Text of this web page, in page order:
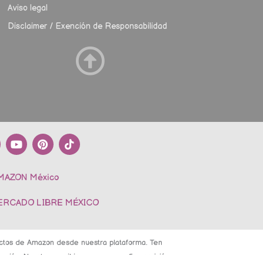
Aviso legal
Disclaimer / Exención de Responsabilidad
Y
o
u
e
P
i
e
e
T
i
México
LIBRE MÉXICO
de Amazon desde nuestra plataforma. Ten